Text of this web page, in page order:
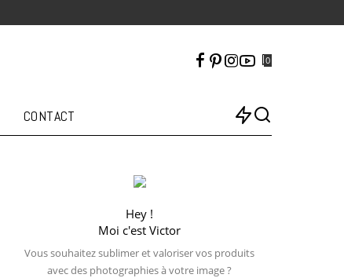
0
CONTACT
Hey !
Moi c'est Victor
Vous souhaitez sublimer et valoriser vos produits
avec des photographies à votre image ?